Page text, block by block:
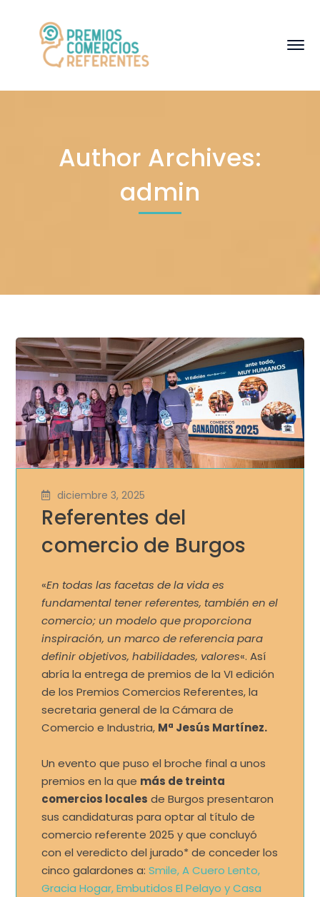
Author Archives:
admin
diciembre 3, 2025
Referentes del
comercio de Burgos
«En todas las facetas de la vida es
fundamental tener referentes, también en el
comercio; un modelo que proporciona
inspiración, un marco de referencia para
definir objetivos, habilidades, valores«. Así
abría la entrega de premios de la VI edición
de los Premios Comercios Referentes, la
secretaria general de la Cámara de
Comercio e Industria, Mª Jesús Martínez.
Un evento que puso el broche final a unos
premios en la que más de treinta
comercios locales de Burgos presentaron
sus candidaturas para optar al título de
comercio referente 2025 y que concluyó
con el veredicto del jurado* de conceder los
cinco galardones a:Smile, A Cuero Lento,
Gracia Hogar, Embutidos El Pelayo y Casa